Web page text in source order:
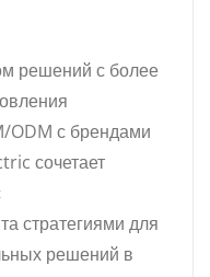
решений с более
ODM с брендами
сочетает
стратегиями для
решений в